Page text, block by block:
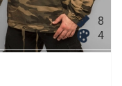
8
4